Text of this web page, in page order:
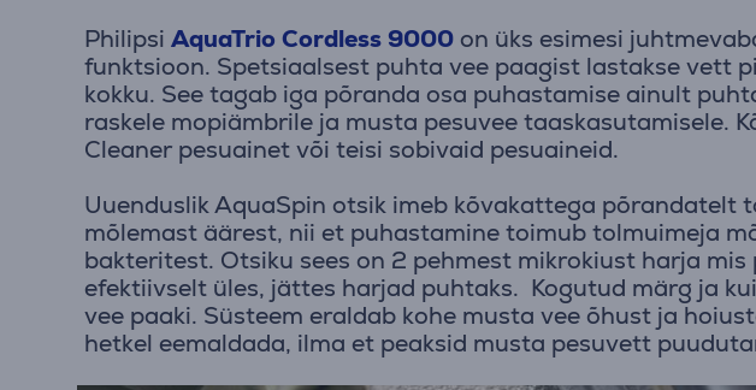
PhilipsiAquaTrio Cordless 9000 on üks esimesi
funktsioon. Spetsiaalsest puhta vee paagist lastakse vett
kokku. See tagab iga põranda osa puhastamise ainult
raskele mopiämbrile ja musta pesuvee taaskasutamisele.
Cleaner pesuainet või teisi sobivaid pesuaineid.
Uuenduslik AquaSpin otsik imeb kõvakattega põrandatelt
mõlemast äärest, nii et puhastamine toimub tolmuimeja
bakteritest. Otsiku sees on 2 pehmest mikrokiust harja
efektiivselt üles, jättes harjad puhtaks. Kogutud märg ja
vee paaki. Süsteem eraldab kohe musta vee õhust ja
hetkel eemaldada, ilma et peaksid musta pesuvett